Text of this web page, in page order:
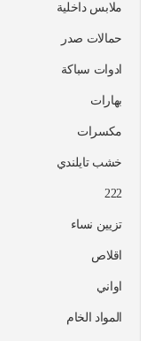
ملابس داخلية
حمالات صدر
ادوات سباكة
بهارات
مكسرات
خشب تايلندي
222
تزيين نساء
اقلاص
اواني
المواد الخام